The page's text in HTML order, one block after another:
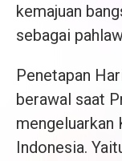
kemajuan
sebagai
Penetapan
berawal saat
mengeluarkan
Indonesia.